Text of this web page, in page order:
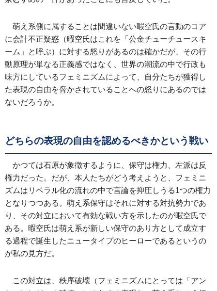
萌え系側に属することは間違いない暇空氏の言動のコア
に会計不正疑惑（暇空氏はこれを「公金チューチュースキ
ーム」と呼ぶ）に対する怒りがあるのは確かだが、その行
動原理が単なる正義感ではなく、世界の潮流の中で行政も
味方にしているフェミニズムによって、自分たちが獲得し
た表現の自由を脅かされていることへの怒りにあるのでは
ないだろうか。
どちらの表現の自由を認めるべきかという戦い
かつては石原が象徴するように、保守は権力、左派は反
権力だった。だが、本人たちがどう考えようと、フェミニ
ズムはリベラル化の流れの中で言論を抑圧しうる1つの権力
となりつつある。萌え系保守はそれに対する対抗勢力であ
り、その対立において有効な戦い方を示したのが暇空氏で
ある。暇空氏は萌え系が新しい保守のあり方として成立す
る過程で誕生したニュータイプのヒーローであるというの
が私の見方だ。
この対立は、秩序破壊（フェミニズムにとっては「アン